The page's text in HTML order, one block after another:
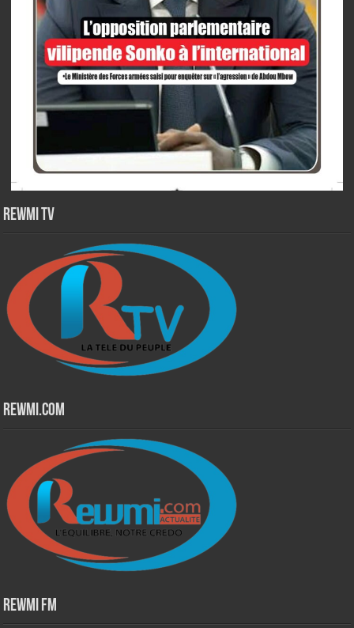
Rewmi TV
Rewmi.Com
Rewmi Fm